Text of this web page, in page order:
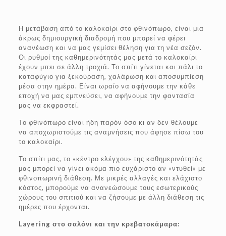
Η μετάβαση από το καλοκαίρι στο φθινόπωρο, είναι μια
άκρως δημιουργική διαδρομή που μπορεί να φέρει
ανανέωση και να μας γεμίσει θέληση για τη νέα σεζόν.
Οι ρυθμοί της καθημερινότητάς μας μετά το καλοκαίρι
έχουν μπει σε άλλη τροχιά. Το σπίτι γίνεται και πάλι το
καταφύγιο για ξεκούραση, χαλάρωση και αποσυμπίεση
μέσα στην ημέρα. Είναι ωραίο να αφήνουμε την κάθε
εποχή να μας εμπνεύσει, να αφήνουμε την φαντασία
μας να εκφραστεί.
Το φθινόπωρο είναι ήδη παρόν όσο κι αν δεν θέλουμε
να αποχωριστούμε τις αναμνήσεις που άφησε πίσω του
το καλοκαίρι.
Το σπίτι μας, το «κέντρο ελέγχου» της καθημερινότητάς
μας μπορεί να γίνει ακόμα πιο ευχάριστο αν «ντυθεί» με
φθινοπωρινή διάθεση. Με μικρές αλλαγές και ελάχιστο
κόστος, μπορούμε να ανανεώσουμε τους εσωτερικούς
χώρους του σπιτιού και να ζήσουμε με άλλη διάθεση τις
ημέρες που έρχονται.
Layering στο σαλόνι και την κρεβατοκάμαρα: